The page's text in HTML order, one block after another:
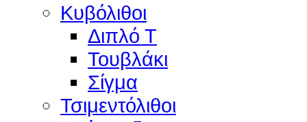
Κυβόλιθοι
Διπλό Τ
Τουβλάκι
Σίγμα
Τσιμεντόλιθοι